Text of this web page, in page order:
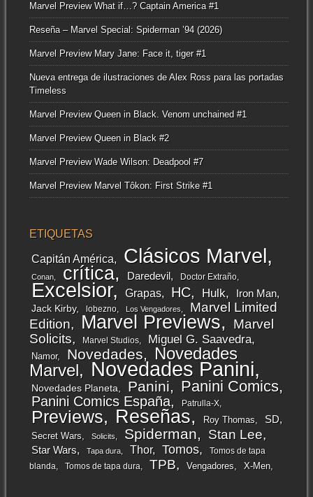
Marvel Preview What if…? Captain America #1
Reseña – Marvel Special: Spiderman ’94 (2026)
Marvel Preview Mary Jane: Face it, tiger #1
Nueva entrega de ilustraciones de Alex Ross para las portadas
Timeless
Marvel Preview Queen in Black. Venom unchained #1
Marvel Preview Queen in Black #2
Marvel Preview Wade Wilson: Deadpool #7
Marvel Preview Marvel Tôkon: First Strike #1
ETIQUETAS
Capitán América Clásicos Marvel
Conan crítica Daredevil Doctor Extraño
Excelsior Grapas HC Hulk Iron Man
Jack Kirby lobezno Los Vengadores
Marvel Limited
Edition
Marvel Previews
Marvel
Solicits
Marvel Studios Miguel G. Saavedra
Namor Novedades
Novedades
Marvel
Novedades Panini
Novedades Planeta Panini Panini Comics
Panini Comics España Patrulla-X
Previews Reseñas Roy Thomas SD
Secret Wars Solicits Spiderman Stan Lee
Star Wars Tapa dura Thor Tomos
Tomos de tapa
blanda
Tomos de tapa dura TPB Vengadores X-Men